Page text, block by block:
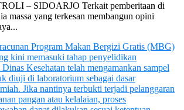
– SIDOARJO Terkait pemberitaan di
massa yang terkesan membangun opini